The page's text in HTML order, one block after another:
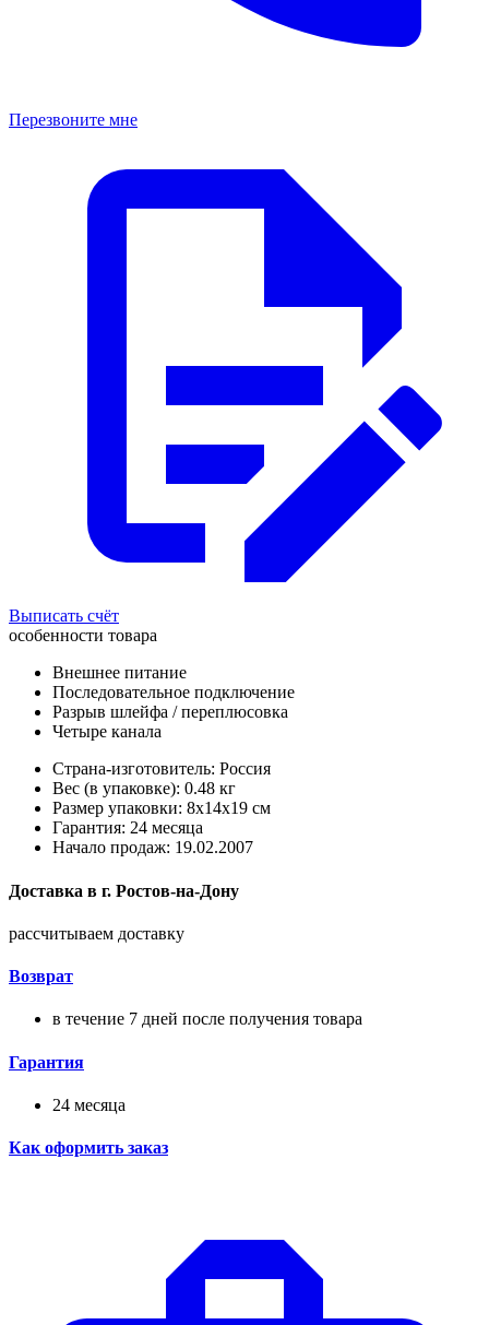
Перезвоните мне
Выписать счёт
особенности товара
Внешнее питание
Последовательное подключение
Разрыв шлейфа / переплюсовка
Четыре канала
Страна-изготовитель: Россия
Вес (в упаковке): 0.48 кг
Размер упаковки: 8x14x19 см
Гарантия: 24 месяца
Начало продаж: 19.02.2007
Доставка в г. Ростов-на-Дону
рассчитываем доставку
Возврат
в течение 7 дней после получения товара
Гарантия
24 месяца
Как оформить заказ